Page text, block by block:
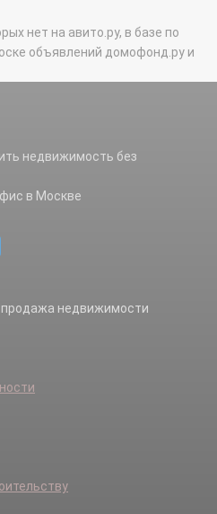
нет на авито.ру, в базе по
объявлений домофонд.ру и
недвижимость без
в Москве